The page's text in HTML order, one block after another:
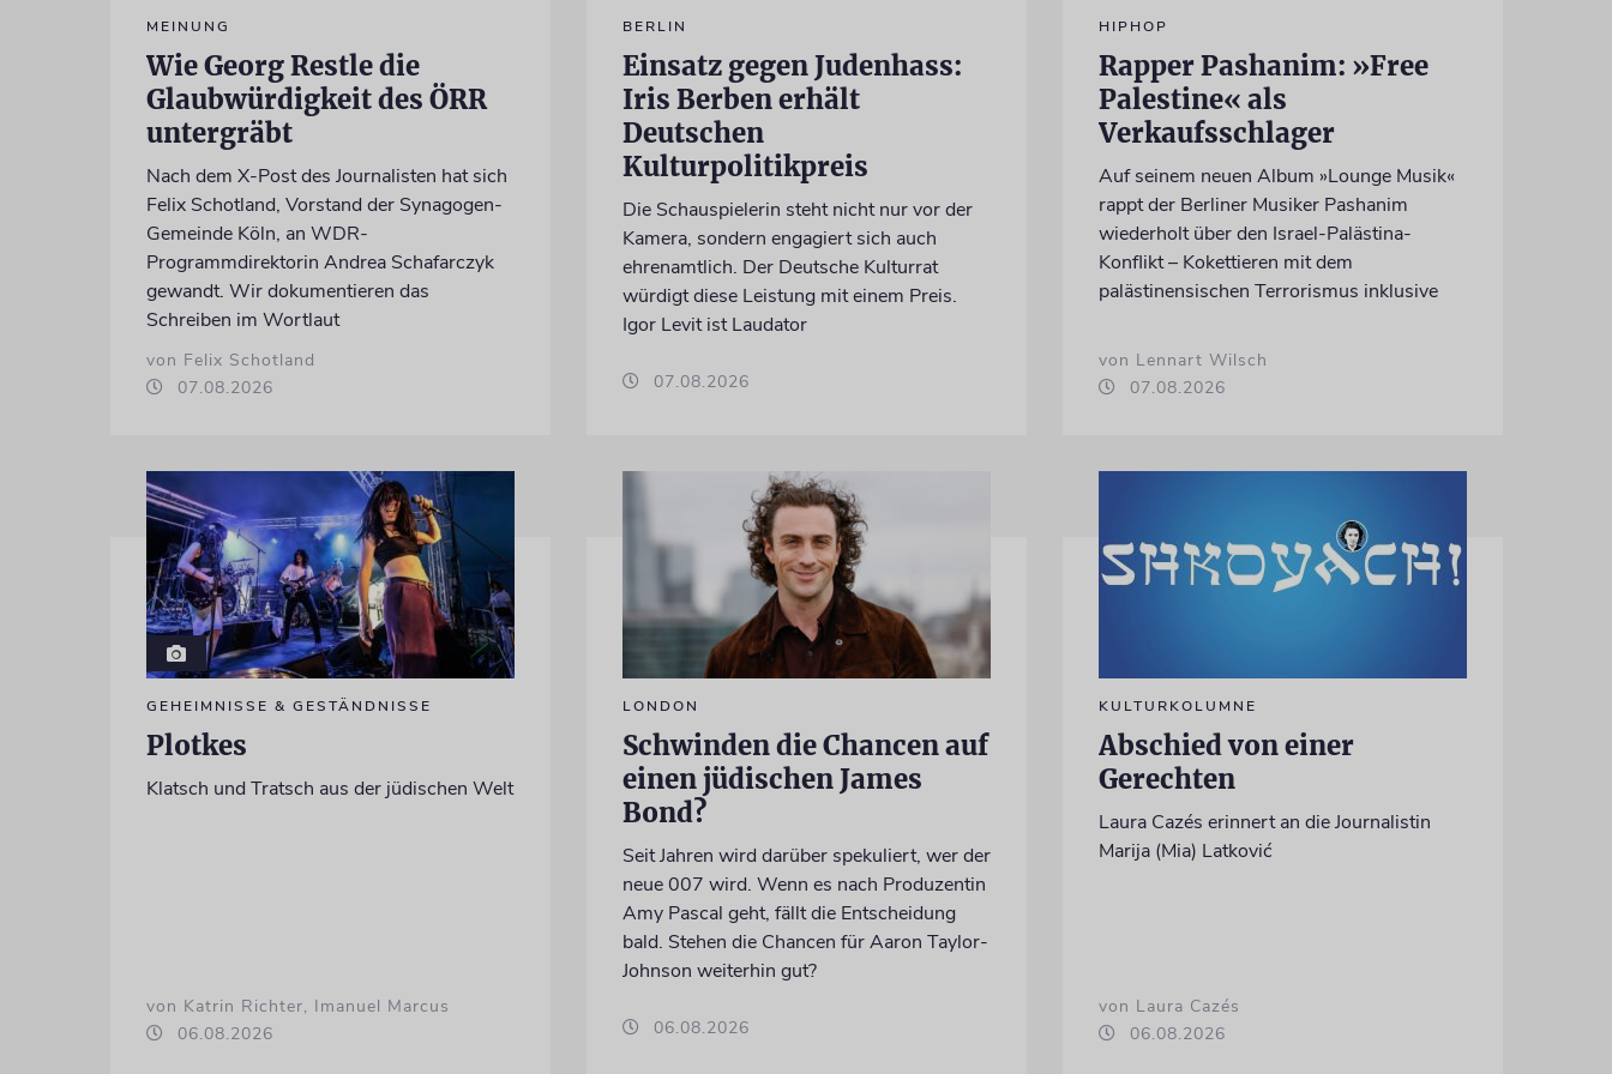
MEINUNG
Wie Georg Restle die
Glaubwürdigkeit des ÖRR
untergräbt
Nach dem X-Post des Journalisten hat sich
Felix Schotland, Vorstand der Synagogen-
Gemeinde Köln, an WDR-
Programmdirektorin Andrea Schafarczyk
gewandt. Wir dokumentieren das
Schreiben im Wortlaut
von Felix Schotland
07.08.2026
BERLIN
Einsatz gegen Judenhass:
Iris Berben erhält
Deutschen
Kulturpolitikpreis
Die Schauspielerin steht nicht nur vor der
Kamera, sondern engagiert sich auch
ehrenamtlich. Der Deutsche Kulturrat
würdigt diese Leistung mit einem Preis.
Igor Levit ist Laudator
07.08.2026
HIPHOP
Rapper Pashanim: »Free
Palestine« als
Verkaufsschlager
Auf seinem neuen Album »Lounge Musik«
rappt der Berliner Musiker Pashanim
wiederholt über den Israel-Palästina-
Konflikt – Kokettieren mit dem
palästinensischen Terrorismus inklusive
von Lennart Wilsch
07.08.2026
GEHEIMNISSE & GESTÄNDNISSE
Plotkes
Klatsch und Tratsch aus der jüdischen Welt
von Katrin Richter, Imanuel Marcus
06.08.2026
LONDON
Schwinden die Chancen auf
einen jüdischen James
Bond?
Seit Jahren wird darüber spekuliert, wer der
neue 007 wird. Wenn es nach Produzentin
Amy Pascal geht, fällt die Entscheidung
bald. Stehen die Chancen für Aaron Taylor-
Johnson weiterhin gut?
06.08.2026
KULTURKOLUMNE
Abschied von einer
Gerechten
Laura Cazés erinnert an die Journalistin
Marija (Mia) Latković
von Laura Cazés
06.08.2026